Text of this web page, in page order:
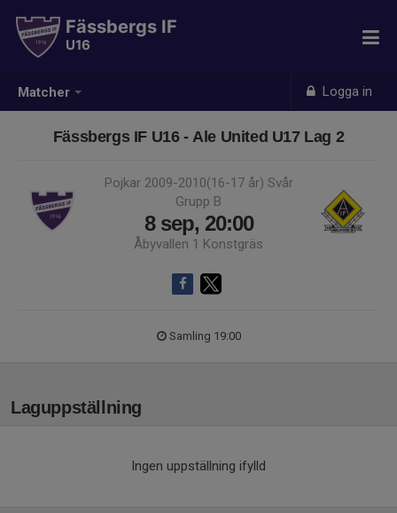
Matcher Logga in
Fässbergs IF
U16
Fässbergs IF U16 - Ale United U17 Lag 2
Pojkar 2009-2010(16-17 år) Svår
Grupp B
8 sep, 20:00
Åbyvallen 1 Konstgräs
Samling 19:00
Laguppställning
Ingen uppställning ifylld